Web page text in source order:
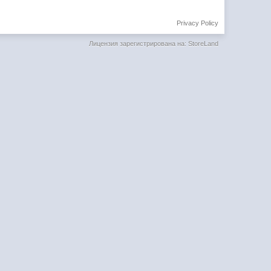
Privacy Policy
Лицензия зарегистрирована на: StoreLand